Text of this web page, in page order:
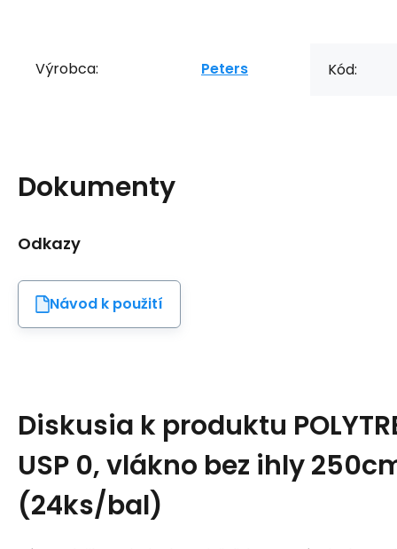
Výrobca: Peters Kód:
Dokumenty
Odkazy
Návod k použití
Diskusia k produktu
USP 0, vlákno bez ihly
(24ks/bal)